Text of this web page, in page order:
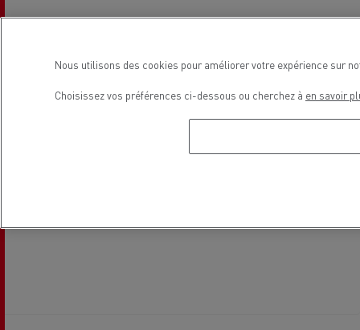
Nous utilisons des cookies pour améliorer votre expérience sur
Choisissez vos préférences ci-dessous ou cherchez à en savoir